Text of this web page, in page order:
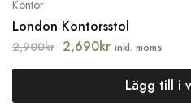
Kontor
London Kontorsstol
2,900kr 2,690kr inkl. moms
Lägg till i